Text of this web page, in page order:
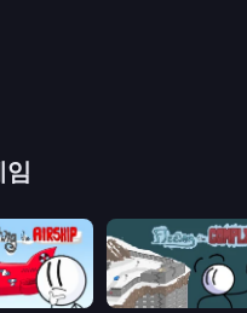
Infiltrating the Airship